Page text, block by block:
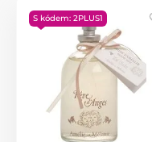
S kódem: 2PLUS1